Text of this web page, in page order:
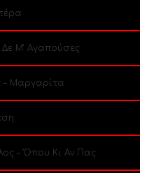
Δε Μ’ Αγαπούσες
Μαργαρίτα
– Όπου Κι Αν Πας